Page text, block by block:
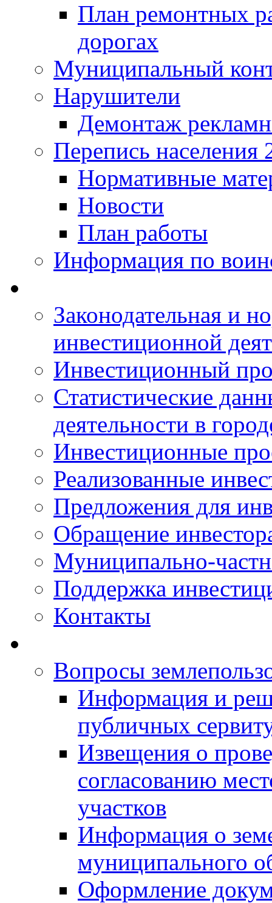
План ремонтных
дорогах
Муниципальный
Нарушители
Демонтаж
Перепись населения
Нормативные
Новости
План работы
Информация по
Законодательная и
инвестиционной
Инвестиционный
Статистические
деятельности в
Инвестиционные
Реализованные
Предложения для
Обращение
Муниципально-
Поддержка
Контакты
Вопросы
Информация и
публичных
Извещения о
согласованию
участков
Информация о
муниципального
Оформление